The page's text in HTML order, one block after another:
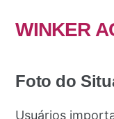
WINKER
Foto do
Usuários